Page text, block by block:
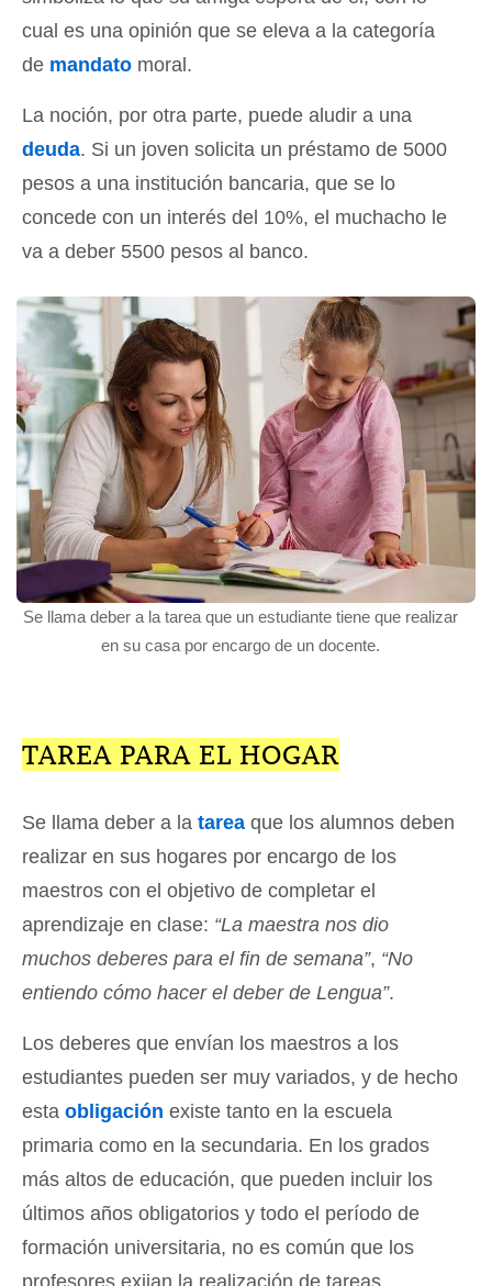
cual es una opinión que se eleva a la categoría
de mandato moral.
La noción, por otra parte, puede aludir a una
deuda. Si un joven solicita un préstamo de 5000
pesos a una institución bancaria, que se lo
concede con un interés del 10%, el muchacho le
va a deber 5500 pesos al banco.
Se llama deber a la tarea que un estudiante tiene que realizar
en su casa por encargo de un docente.
TAREA PARA EL HOGAR
Se llama deber a la tarea que los alumnos deben
realizar en sus hogares por encargo de los
maestros con el objetivo de completar el
aprendizaje en clase: “La maestra nos dio
muchos deberes para el fin de semana”, “No
entiendo cómo hacer el deber de Lengua”.
Los deberes que envían los maestros a los
estudiantes pueden ser muy variados, y de hecho
esta obligación existe tanto en la escuela
primaria como en la secundaria. En los grados
más altos de educación, que pueden incluir los
últimos años obligatorios y todo el período de
formación universitaria, no es común que los